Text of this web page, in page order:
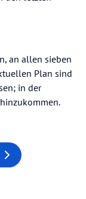
an allen sieben
Plan sind
in der